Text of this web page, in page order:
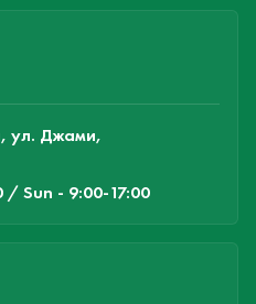
ул. Джами,
/ Sun - 9:00-17:00